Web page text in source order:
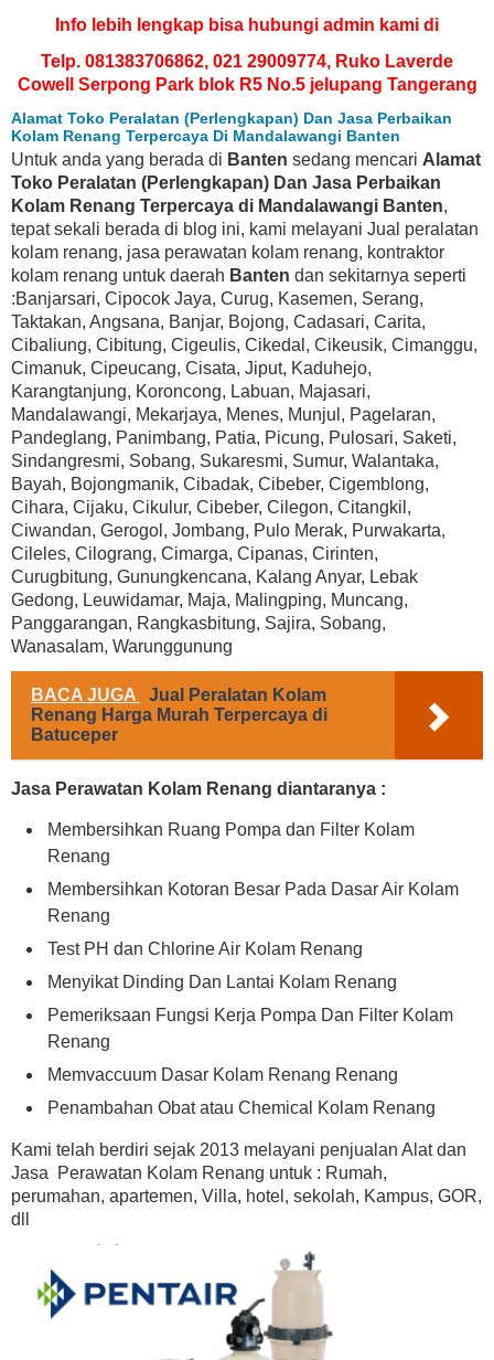
Info lebih lengkap bisa hubungi admin kami di
Telp. 081383706862, 021 29009774, Ruko Laverde
Cowell Serpong Park blok R5 No.5 jelupang Tangerang
Alamat Toko Peralatan (Perlengkapan) Dan Jasa Perbaikan
Kolam Renang Terpercaya Di Mandalawangi Banten
Untuk anda yang berada di Banten sedang mencari Alamat
Toko Peralatan (Perlengkapan) Dan Jasa Perbaikan
Kolam Renang Terpercaya di Mandalawangi Banten,
tepat sekali berada di blog ini, kami melayani Jual peralatan
kolam renang, jasa perawatan kolam renang, kontraktor
kolam renang untuk daerah Banten dan sekitarnya seperti
:Banjarsari, Cipocok Jaya, Curug, Kasemen, Serang,
Taktakan, Angsana, Banjar, Bojong, Cadasari, Carita,
Cibaliung, Cibitung, Cigeulis, Cikedal, Cikeusik, Cimanggu,
Cimanuk, Cipeucang, Cisata, Jiput, Kaduhejo,
Karangtanjung, Koroncong, Labuan, Majasari,
Mandalawangi, Mekarjaya, Menes, Munjul, Pagelaran,
Pandeglang, Panimbang, Patia, Picung, Pulosari, Saketi,
Sindangresmi, Sobang, Sukaresmi, Sumur, Walantaka,
Bayah, Bojongmanik, Cibadak, Cibeber, Cigemblong,
Cihara, Cijaku, Cikulur, Cibeber, Cilegon, Citangkil,
Ciwandan, Gerogol, Jombang, Pulo Merak, Purwakarta,
Cileles, Cilograng, Cimarga, Cipanas, Cirinten,
Curugbitung, Gunungkencana, Kalang Anyar, Lebak
Gedong, Leuwidamar, Maja, Malingping, Muncang,
Panggarangan, Rangkasbitung, Sajira, Sobang,
Wanasalam, Warunggunung
BACA JUGA
Jual Peralatan Kolam
Renang Harga Murah Terpercaya di
Batuceper
Jasa Perawatan Kolam Renang diantaranya :
Membersihkan Ruang Pompa dan Filter Kolam
Renang
Membersihkan Kotoran Besar Pada Dasar Air Kolam
Renang
Test PH dan Chlorine Air Kolam Renang
Menyikat Dinding Dan Lantai Kolam Renang
Pemeriksaan Fungsi Kerja Pompa Dan Filter Kolam
Renang
Memvaccuum Dasar Kolam Renang Renang
Penambahan Obat atau Chemical Kolam Renang
Kami telah berdiri sejak 2013 melayani penjualan Alat dan
Jasa Perawatan Kolam Renang untuk : Rumah,
perumahan, apartemen, Villa, hotel, sekolah, Kampus, GOR,
dll